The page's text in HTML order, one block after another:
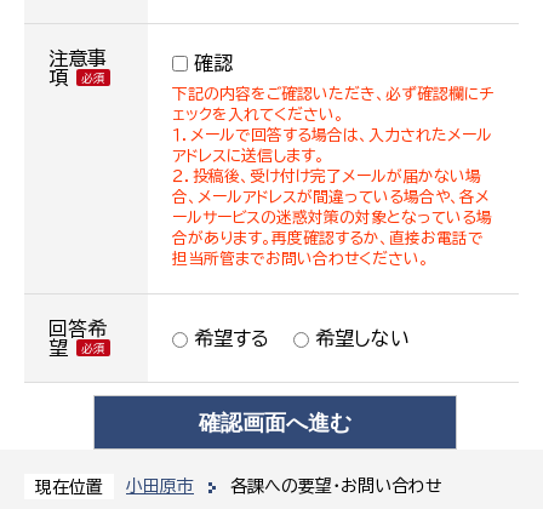
現在位置 小田原市 各課への要望・お問い合わせ
注意事
項
確認
下記の内容をご確認いただき、必ず確認欄にチ
ェックを入れてください。
１．メールで回答する場合は、入力されたメール
アドレスに送信します。
２．投稿後、受け付け完了メールが届かない場
合、メールアドレスが間違っている場合や、各メ
ールサービスの迷惑対策の対象となっている場
合があります。再度確認するか、直接お電話で
担当所管までお問い合わせください。
回答希
望
希望する 希望しない